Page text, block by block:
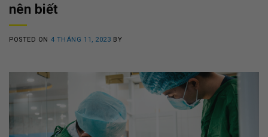
nên biết
POSTED ON 4 THÁNG 11, 2023 BY